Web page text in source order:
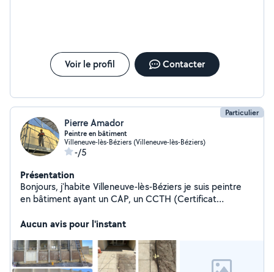
Voir le profil Contacter
Particulier
Pierre Amador
Peintre en bâtiment
Villeneuve-lès-Béziers (Villeneuve-lès-Béziers)
-/5
Présentation
Bonjours, j'habite Villeneuve-lès-Béziers je suis peintre
en bâtiment ayant un CAP, un CCTH (Certificat
monteur/démonteur échafaudage de pied et roulant et
types de travaux de peinture Intérieur/Extérieure
rénovation et/ou neuf pour tout types de travail veuillez
Aucun avis pour l'instant